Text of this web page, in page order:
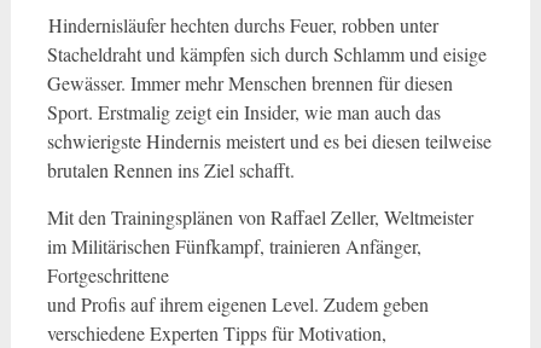
Hindernisläufer hechten durchs Feuer, robben unter
Stacheldraht und kämpfen sich durch Schlamm und eisige
Gewässer. Immer mehr Menschen brennen für diesen
Sport. Erstmalig zeigt ein Insider, wie man auch das
schwierigste Hindernis meistert und es bei diesen teilweise
brutalen Rennen ins Ziel schafft.
Mit den Trainingsplänen von Raffael Zeller, Weltmeister
im Militärischen Fünfkampf, trainieren Anfänger,
Fortgeschrittene
und Profis auf ihrem eigenen Level. Zudem geben
verschiedene Experten Tipps für Motivation,